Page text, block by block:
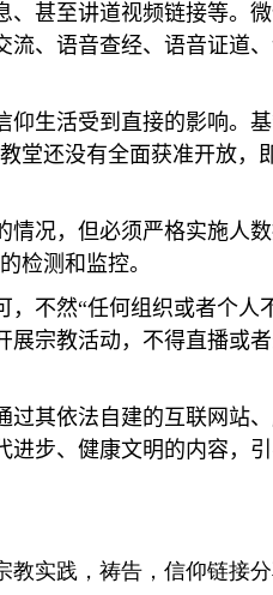
甚至讲道视频链接等。
、语音查经、语音证道
生活受到直接的影响。
堂还没有全面获准开放，
况，但必须严格实施人
检测和监控。
，不然“任何组织或者个人
宗教活动，不得直播或
其依法自建的互联网站
步、健康文明的内容，
实践，祷告，信仰链接